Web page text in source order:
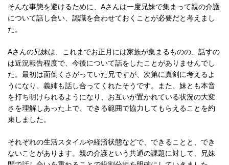
そんな事態を避けるために、Aさんは一度兄妹で集まって親の介護
について話し合い、認識を合わせておくことが必要だと考えまし
た。
Aさんの兄妹は、これまでお正月には家族が集まるものの、話すの
は近況報告程度で、今後について話をしたことがありませんでし
た。最初は面倒くさがっていた兄ですが、次第に真剣に考えるよ
うになり、義姉も話し合ってくれたそうです。また、妹とも本音
を打ち明けられるようになり、お互いが置かれている状況の大変
さを理解しあった上で、できる範囲で協力してもらえることを約
束しました。
それぞれの生活スタイルや経済状態などで、できることと、でき
ないことがあります。親の介護という共通の課題に対して、兄妹